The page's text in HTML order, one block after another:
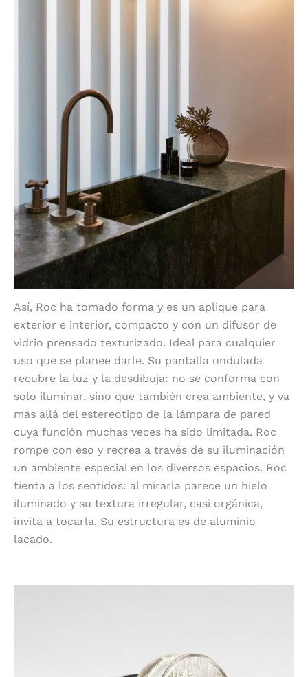
Así, Roc ha tomado forma y es un aplique para
exterior e interior, compacto y con un difusor de
vidrio prensado texturizado. Ideal para cualquier
uso que se planee darle. Su pantalla ondulada
recubre la luz y la desdibuja: no se conforma con
solo iluminar, sino que también crea ambiente, y va
más allá del estereotipo de la lámpara de pared
cuya función muchas veces ha sido limitada. Roc
rompe con eso y recrea a través de su iluminación
un ambiente especial en los diversos espacios. Roc
tienta a los sentidos: al mirarla parece un hielo
iluminado y su textura irregular, casi orgánica,
invita a tocarla. Su estructura es de aluminio
lacado.